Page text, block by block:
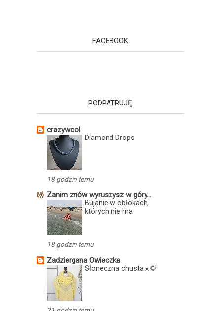
FACEBOOK
PODPATRUJĘ
crazywool
Diamond Drops
18 godzin temu
Zanim znów wyruszysz w góry...
Bujanie w obłokach,
których nie ma
18 godzin temu
Zadziergana Owieczka
Słoneczna chusta☀️🌻